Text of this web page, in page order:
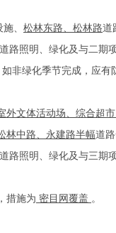
、 松林东路、松林路道
照明、绿化及与二期
非绿化季节完成，应有
文体活动场、综合超
林中路、永建路半幅道
照明、绿化及与三期
措施为 密目网覆盖 。